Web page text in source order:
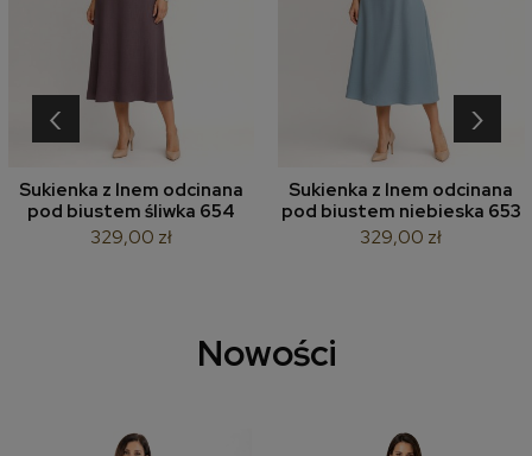
Sukienka z lnem odcinana
pod biustem śliwka 654
329,00 zł
Sukienka z lnem odcinana
pod biustem niebieska 653
329,00 zł
‹ ›
Nowości